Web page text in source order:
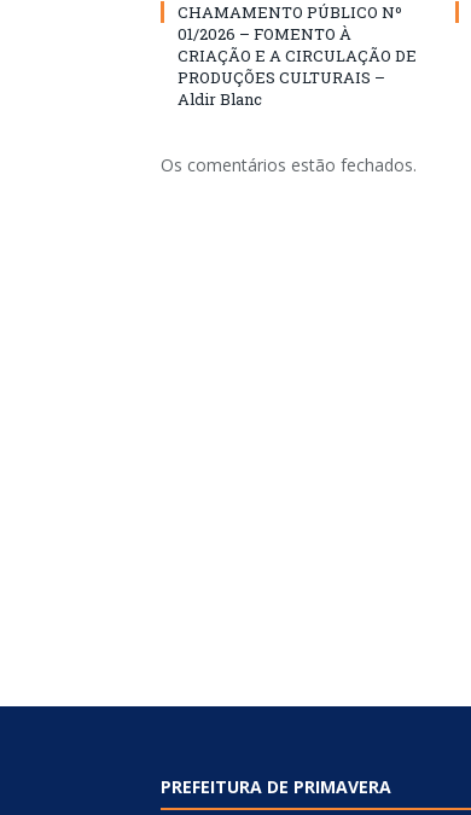
CHAMAMENTO PÚBLICO Nº
01/2026 – FOMENTO À
CRIAÇÃO E A CIRCULAÇÃO DE
PRODUÇÕES CULTURAIS –
Aldir Blanc
Os comentários estão fechados.
PREFEITURA DE PRIMAVERA